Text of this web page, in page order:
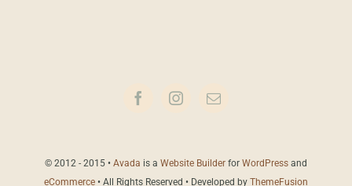
© 2012 - 2015 • Avada is a Website Builder for WordPress and
eCommerce • All Rights Reserved • Developed by ThemeFusion